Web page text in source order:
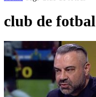
club de fotbal